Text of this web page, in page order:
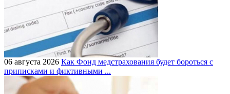
06 августа 2026 Как Фонд медстрахования будет бороться с
приписками и фиктивными ...